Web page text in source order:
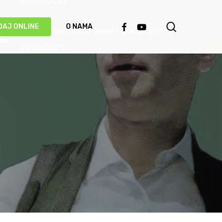
ONLINE O NAMA FACEBOOKYOUTUBE
Priča o pjesmi: Safet Isović – Braća Morić
Ismet Polovina u duhu najboljih sevdalinki
predstavio novu pjesmu “Kažu vrijedi čekati”
Behka i Ljuca – Čivija je čivija (VIDEO)
17/05/2021
Damir Imamović proglašen najboljim
umjetnikom Evrope!